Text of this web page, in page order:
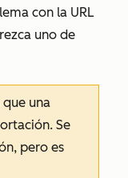
con la URL
uno de
una
Se
pero es